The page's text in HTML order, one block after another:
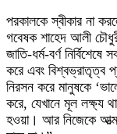
পরকালকে স্বীকার না
গবেষক শাহেদ আলী
জাতি-ধর্ম-বর্ণ
করে এবং বিশ্বভ্রাতৃত্ব
নিরসন করে মানুষকে
করে, যেখানে মূল লক্ষ্য
হওয়া। আর নিজেকে